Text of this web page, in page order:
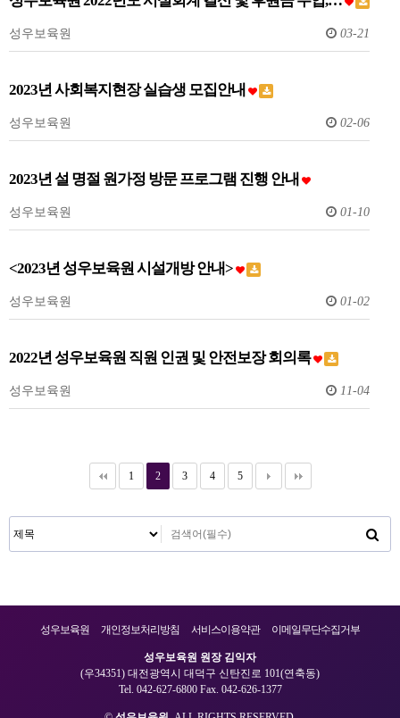
성우보육원 03-21
2023년 사회복지현장 실습생 모집안내
성우보육원 02-06
2023년 설 명절 원가정 방문 프로그램 진행 안내
성우보육원 01-10
<2023년 성우보육원 시설개방 안내>
성우보육원 01-02
2022년 성우보육원 직원 인권 및 안전보장 회의록
성우보육원 11-04
1 2 3 4 5
성우보육원 개인정보처리방침 서비스이용약관 이메일무단수집거부
성우보육원 원장 김익자
(우34351) 대전광역시 대덕구 신탄진로 101(연축동)
Tel. 042-627-6800 Fax. 042-626-1377